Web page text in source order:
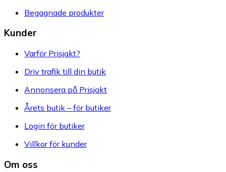
Begagnade produkter
Kunder
Varför Prisjakt?
Driv trafik till din butik
Annonsera på Prisjakt
Årets butik – för butiker
Login för butiker
Villkor för kunder
Om oss